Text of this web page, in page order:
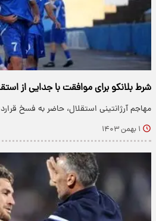
شرط بلانکو برای موافقت با جدایی از
مهاجم آرژانتینی استقلال، حاضر به فسخ
۱ بهمن ۱۴۰۳